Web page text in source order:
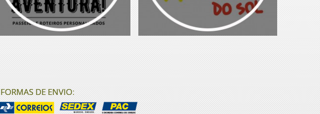
FORMAS DE ENVIO: